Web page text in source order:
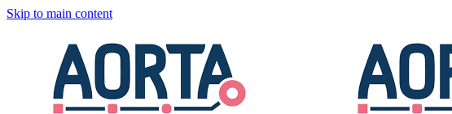
Skip to main content